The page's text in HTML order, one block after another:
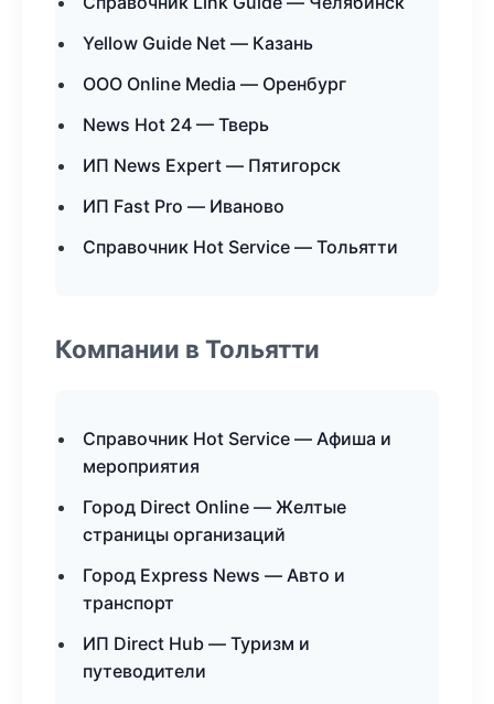
Yellow Guide Net — Казань
ООО Online Media — Оренбург
News Hot 24 — Тверь
ИП News Expert — Пятигорск
ИП Fast Pro — Иваново
Справочник Hot Service — Тольятти
Компании в Тольятти
Справочник Hot Service — Афиша и
мероприятия
Город Direct Online — Желтые
страницы организаций
Город Express News — Авто и
транспорт
ИП Direct Hub — Туризм и
путеводители